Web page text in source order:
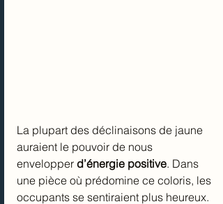
La plupart des déclinaisons de jaune
auraient le pouvoir de nous
envelopper d’énergie positive. Dans
une pièce où prédomine ce coloris, les
occupants se sentiraient plus heureux.